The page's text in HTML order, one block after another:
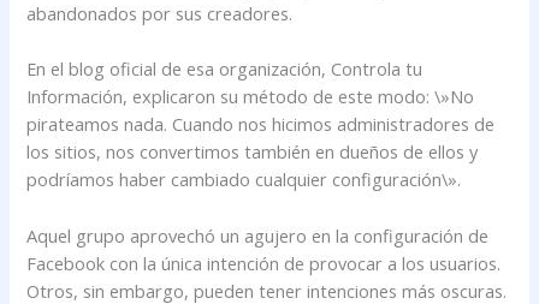
abandonados por sus creadores.
En el blog oficial de esa organización, Controla tu
Información, explicaron su método de este modo: \»No
pirateamos nada. Cuando nos hicimos administradores de
los sitios, nos convertimos también en dueños de ellos y
podríamos haber cambiado cualquier configuración\».
Aquel grupo aprovechó un agujero en la configuración de
Facebook con la única intención de provocar a los usuarios.
Otros, sin embargo, pueden tener intenciones más oscuras.